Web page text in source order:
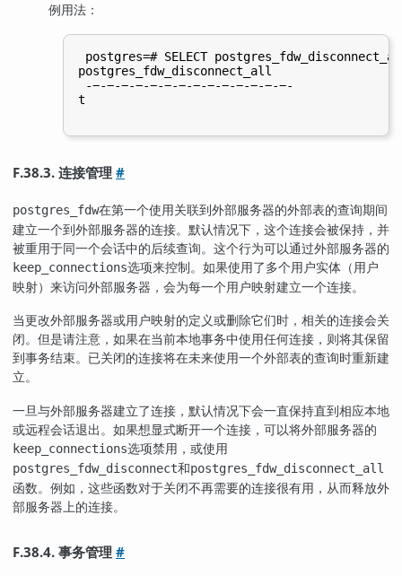
例用法：
postgres=# SELECT
postgres_fdw_disconnect_all
-−-−-−-−-−-−-−-−-−-−-−-−-−-−-
t
F.38.3. 连接管理#
postgres_fdw在第一个使用关联到外部服务器的外部表的查询期间
建立一个到外部服务器的连接。默认情况下，这个连接会被保持，并
被重用于同一个会话中的后续查询。这个行为可以通过外部服务器的
keep_connections选项来控制。如果使用了多个用户实体（用户
映射）来访问外部服务器，会为每一个用户映射建立一个连接。
当更改外部服务器或用户映射的定义或删除它们时，相关的连接会关
闭。但是请注意，如果在当前本地事务中使用任何连接，则将其保留
到事务结束。已关闭的连接将在未来使用一个外部表的查询时重新建
立。
一旦与外部服务器建立了连接，默认情况下会一直保持直到相应本地
或远程会话退出。如果想显式断开一个连接，可以将外部服务器的
keep_connections选项禁用，或使用
postgres_fdw_disconnect和postgres_fdw_disconnect_all
函数。例如，这些函数对于关闭不再需要的连接很有用，从而释放外
部服务器上的连接。
F.38.4. 事务管理#